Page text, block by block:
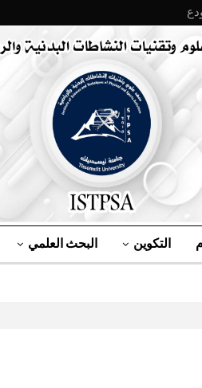
التكوين البحث العلمي